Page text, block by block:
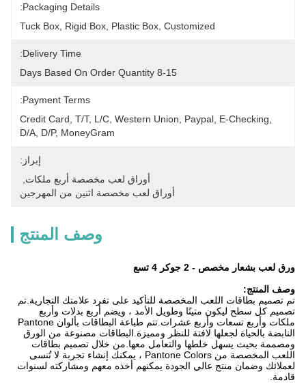
Packaging Details:
Tuck Box, Rigid Box, Plastic Box, Customized
Delivery Time:
8-15 Days Based On Order Quantity
Payment Terms:
Credit Card, T/T, L/C, Western Union, Paypal, E-Checking,
D/A, D/P, MoneyGram
إبراز:
أوراق لعب مخصصة أربع ملكات
أوراق لعب مخصصة اثنين من المهرجين
وصف المنتج
ورق لعب بشعار مخصص - 2 جوكر 4 تسع
وصف المنتج:
تم تصميم بطاقات اللعب المخصصة للتأكيد على تفرد علامتك التجارية.تم
تصميم كل سطح ليكون متينًا وطويل الأمد ، ويضم أربع بدلات وأربع
ملكات وأربع تسعات وأربع عشرات.تتم طباعة البطاقات بألوان Pantone
النابضة بالحياة لجعلها لافتة للنظر ومميزة.البطاقات مصنوعة من الورق
ومصممة بحيث يسهل خلطها والتعامل معها.من خلال تصميم بطاقات
اللعب المخصصة من Pantone Colors ، يمكنك إنشاء تجربة لا تُنسى
لعملائك وضمان منتج عالي الجودة يمكنهم أخذه معهم ومشاركته لسنوات
قادمة.